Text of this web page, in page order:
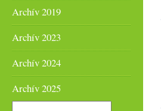
Archív 2019
Archív 2023
Archív 2024
Archív 2025